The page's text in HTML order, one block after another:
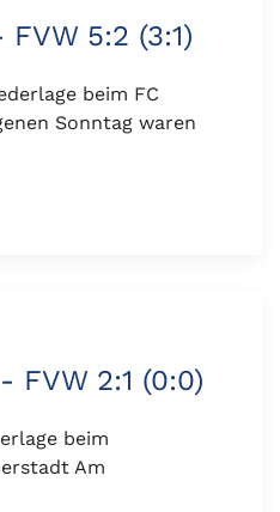
5:2 (3:1)
beim FC
Sonntag waren
FVW 2:1 (0:0)
beim
Am